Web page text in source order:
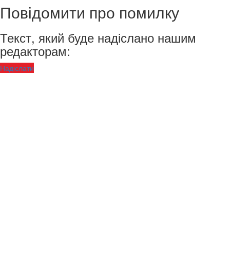
Повідомити про помилку
Текст, який буде надіслано нашим
редакторам:
Надіслати